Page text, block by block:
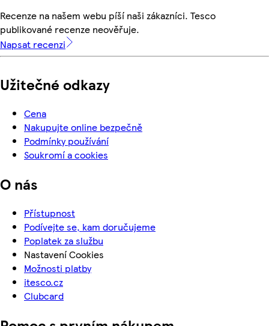
Recenze na našem webu píší naši zákazníci. Tesco
publikované recenze neověřuje.
Napsat recenzi
Užitečné odkazy
Cena
Nakupujte online bezpečně
Podmínky používání
Soukromí a cookies
O nás
Přístupnost
Podívejte se, kam doručujeme
Poplatek za službu
Nastavení Cookies
Možnosti platby
itesco.cz
Clubcard